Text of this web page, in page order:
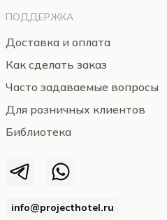
info@projecthotel.ru
ПОДДЕРЖКА
Доставка и оплата
Как сделать заказ
Часто задаваемые вопросы
Для розничных клиентов
Библиотека